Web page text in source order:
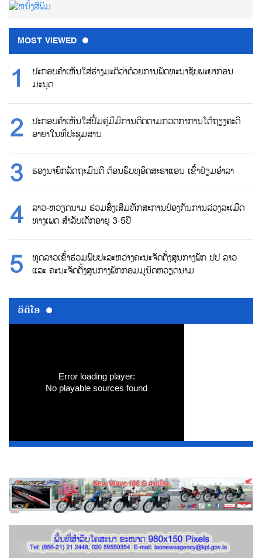
MOST VIEWED
ປະກອບຄຳເຫັນໃສ່ຮ່າງມະຕິວ່າດ້ວຍການພັດທະນາຊັບພະຍາກອນ
ມະນຸດ
ປະກອບຄຳເຫັນໃສ່ປື້ມຄູ່ມືມີການຕິດຕາມກວດກາການໂຕ້ຖຽງຄະດີ
ອາຍາໃນທີ່ປະຊຸມສານ
ຮອງນາຍົກລັດຖະມົນຕີ ຕ້ອນຮົບທູອິດສະຣາແອນ ເຂົ້າຢ້ຽມອຳລາ
ລາວ-ຫວຽດນາມ ຮ່ວມສົ່ງເສີມທັກສະການປ້ອງກັນການລ່ວງລະເມີດ
ທາງເພດ ສຳລັບເດັກອາຍຸ 3-5ປີ
ທູດລາວເຂົ້າຮ່ວມພົບປະລະຫວ່າງຄະນະຈັດຕັ້ງສູນກາງພັກ ປປ ລາວ
ແລະ ຄະນະຈັດຕັ້ງສູນກາງພັກກອມມູນິດຫວຽດນາມ
ວີດີໂອ
Error loading player:
No playable sources found